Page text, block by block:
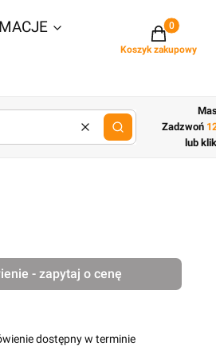
Projekty w
Koszyk zakupowy
Wyczyśćlub wpisz cechy
Zadzwoń
lub
- zapytaj o cenę
dostępny w terminie